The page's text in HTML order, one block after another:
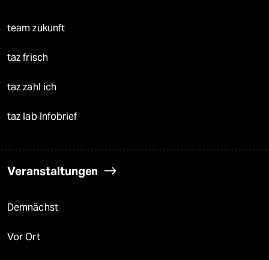
team zukunft
taz frisch
taz zahl ich
taz lab Infobrief
Veranstaltungen
Demnächst
Vor Ort